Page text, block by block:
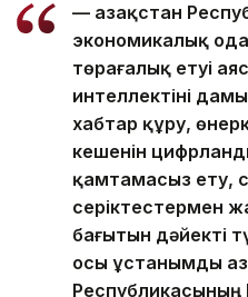
— Қазақстан
экономикалық
төрағалық етуі
интеллектіні
хабтар құру,
кешенін
қамтамасыз ету,
серіктестермен
бағытын дәйекті
осы ұстанымды
Республикасының